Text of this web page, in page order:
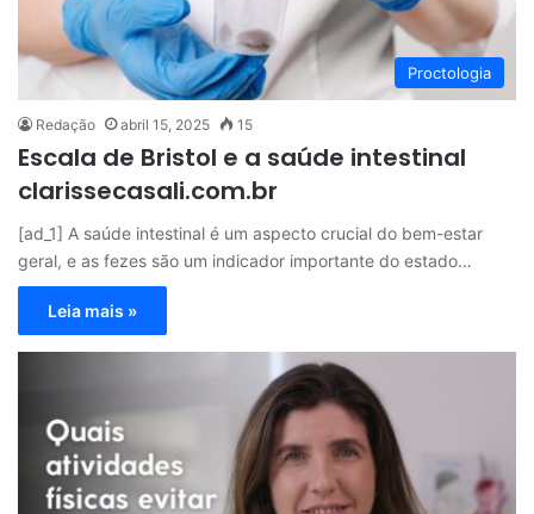
Proctologia
Redação abril 15, 2025 15
Escala de Bristol e a saúde intestinal
clarissecasali.com.br
[ad_1] A saúde intestinal é um aspecto crucial do bem-estar
geral, e as fezes são um indicador importante do estado…
Leia mais »